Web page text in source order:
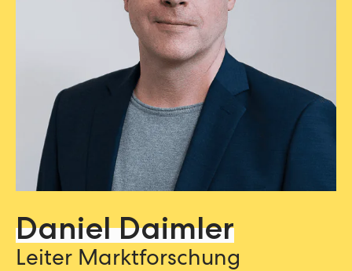
Daniel Daimler
Leiter Marktforschung